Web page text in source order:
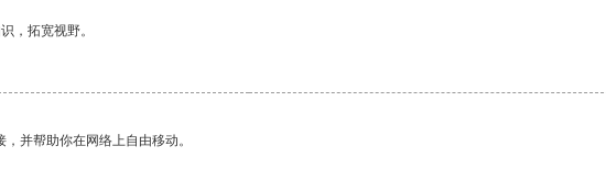
，拓宽视野。
并帮助你在网络上自由移动。